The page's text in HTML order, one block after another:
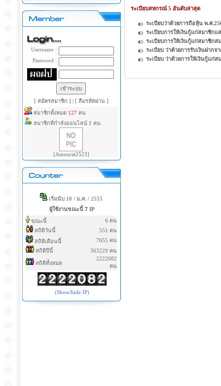
Username :
Password :
[ สมัครสมาชิก ] | [ ลืมรหัสผ่าน ]
สมาชิกทั้งหมด 127 คน
สมาชิกที่กำลังออนไลน์ 1 คน
[Amonrat2523]
เริ่มนับ 18 / ม.ค. / 2555
ผู้ใช้งานขณะนี้ 7IP
ขณะนี้
6 คน
สถิติวันนี้
551 คน
สถิติเดือนนี้
7655 คน
สถิติปีนี้
363229 คน
สถิติทั้งหมด
2222082
คน
(Show/hide IP)
ระเบียบสหกรณ์ 5 อันดับล่าสุด
ระเบียบว่าด้วยการถือหุ้น พ.ศ
ระเบียบการให้เงินกู้แก่สมาชิกแ
ระเบียบการให้เงินกู้แก่สมาชิก
ระเบียบ ว่าด้วยการรับเงินฝากจ
ระเบียบ ว่าด้วยการให้เงินกู้แก่